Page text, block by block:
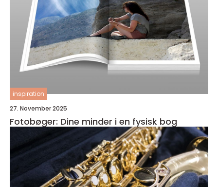
inspiration
27. November 2025
Fotobøger: Dine minder i en fysisk bog